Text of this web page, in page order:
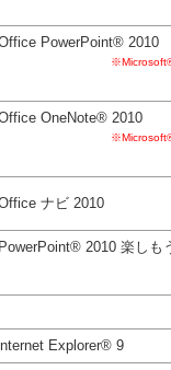
PowerPoint® 2010
OneNote® 2010
ナビ 2010
2010 楽しも
Explorer® 9